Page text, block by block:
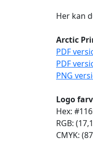
Her kan
Arctic
PDF
PDF
PNG
Logo
Hex:
RGB:
CMYK: